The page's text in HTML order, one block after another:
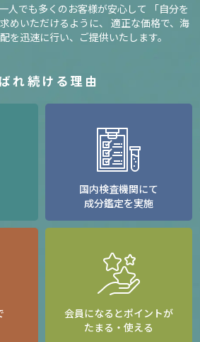
人でも多くのお客様が安心して
「自分を
めいただけるように、
適正な価格で、海
を迅速に行い、ご提供いたします。
れ続ける理由
国内検査機関にて
成分鑑定を実施
会員になるとポイントが
たまる・使える